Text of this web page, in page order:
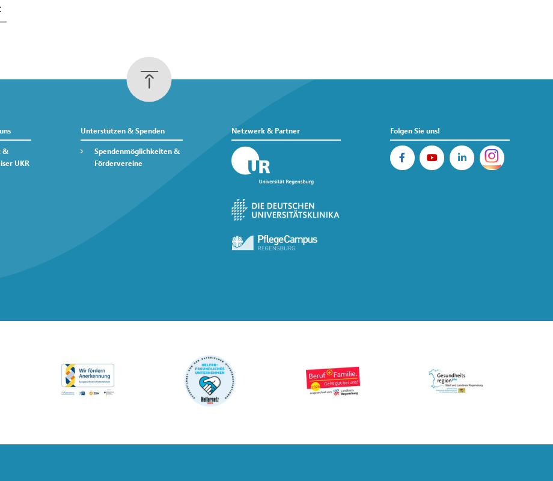
&
UKR
Unterstützen & Spenden
Spendenmöglichkeiten &
Fördervereine
Netzwerk & Partner Folgen Sie uns!